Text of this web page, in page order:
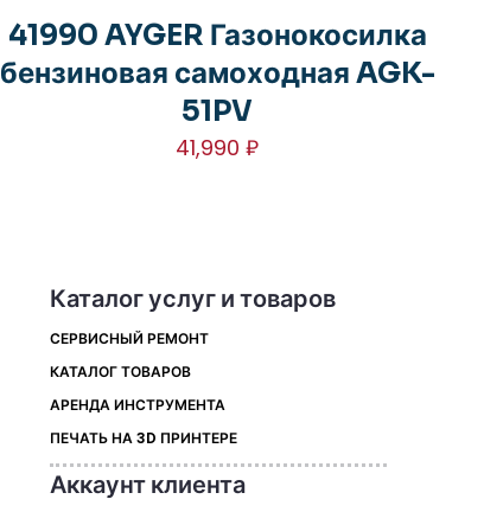
41990 AYGER Газонокосилка
бензиновая самоходная AGK-
51PV
41,990₽
Каталог услуг и товаров
СЕРВИСНЫЙ РЕМОНТ
КАТАЛОГ ТОВАРОВ
АРЕНДА ИНСТРУМЕНТА
ПЕЧАТЬ НА 3D ПРИНТЕРЕ
Аккаунт клиента